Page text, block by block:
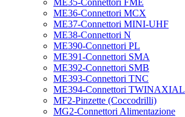
ME35-Connettori FME
ME36-Connettori MCX
ME37-Connettori MINI-UHF
ME38-Connettori N
ME390-Connettori PL
ME391-Connettori SMA
ME392-Connettori SMB
ME393-Connettori TNC
ME394-Connettori TWINAXIAL
MF2-Pinzette (Coccodrilli)
MG2-Connettori Alimentazione